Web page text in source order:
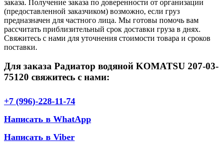
заказа. Получение заказа по доверенности от организации
(предоставленной заказчиком) возможно, если груз
предназначен для частного лица. Мы готовы помочь вам
рассчитать приблизительный срок доставки груза в днях.
Свяжитесь с нами для уточнения стоимости товара и сроков
поставки.
Для заказа Радиатор водяной KOMATSU 207-03-
75120 свяжитесь с нами:
+7 (996)-228-11-74
Написать в WhatApp
Написать в Viber